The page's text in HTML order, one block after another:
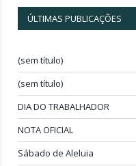
ÚLTIMAS PUBLICAÇÕES
(sem título)
(sem título)
DIA DO TRABALHADOR
NOTA OFICIAL
Sábado de Aleluia